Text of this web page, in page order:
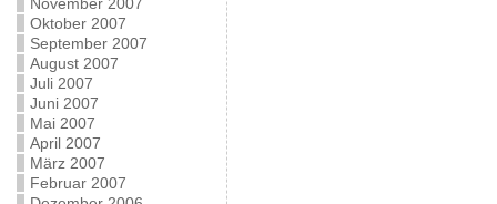
Oktober 2007
September 2007
August 2007
Juli 2007
Juni 2007
Mai 2007
April 2007
März 2007
Februar 2007